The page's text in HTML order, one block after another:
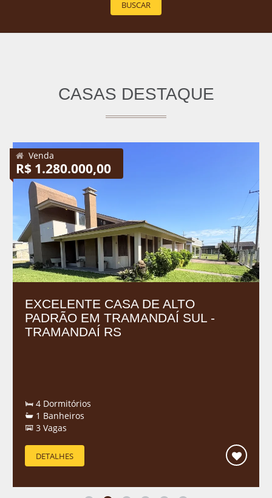
BUSCAR
CASAS DESTAQUE
Venda
R$ 1.280.000,00
EXCELENTE CASA DE ALTO
PADRÃO EM TRAMANDAÍ SUL -
TRAMANDAÍ RS
4 Dormitórios
1 Banheiros
3 Vagas
DETALHES